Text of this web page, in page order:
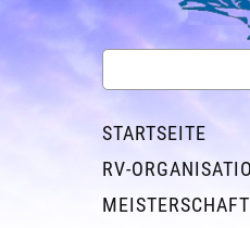
STARTSEITE
RV-